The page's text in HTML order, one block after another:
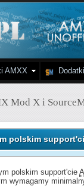
AMXX
Mod X i
polskim
polskim support'cie
wymagamy